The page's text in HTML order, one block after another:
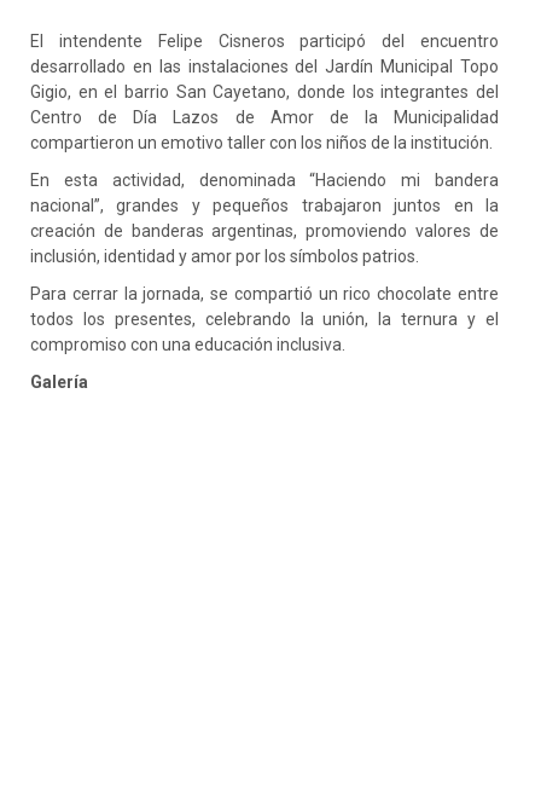
El intendente Felipe Cisneros participó del encuentro
desarrollado en las instalaciones del Jardín Municipal Topo
Gigio, en el barrio San Cayetano, donde los integrantes del
Centro de Día Lazos de Amor de la Municipalidad
compartieron un emotivo taller con los niños de la institución.
En esta actividad, denominada “Haciendo mi bandera
nacional”, grandes y pequeños trabajaron juntos en la
creación de banderas argentinas, promoviendo valores de
inclusión, identidad y amor por los símbolos patrios.
Para cerrar la jornada, se compartió un rico chocolate entre
todos los presentes, celebrando la unión, la ternura y el
compromiso con una educación inclusiva.
Galería